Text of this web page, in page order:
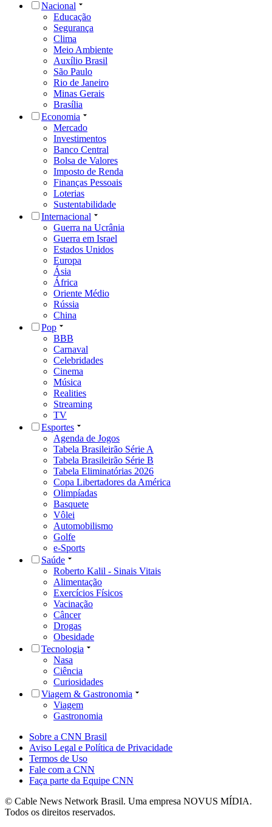
Nacional
Educação
Segurança
Clima
Meio Ambiente
Auxílio Brasil
São Paulo
Rio de Janeiro
Minas Gerais
Brasília
Economia
Mercado
Investimentos
Banco Central
Bolsa de Valores
Imposto de Renda
Finanças Pessoais
Loterias
Sustentabilidade
Internacional
Guerra na Ucrânia
Guerra em Israel
Estados Unidos
Europa
Ásia
África
Oriente Médio
Rússia
China
Pop
BBB
Carnaval
Celebridades
Cinema
Música
Realities
Streaming
TV
Esportes
Agenda de Jogos
Tabela Brasileirão Série A
Tabela Brasileirão Série B
Tabela Eliminatórias 2026
Copa Libertadores da América
Olimpíadas
Basquete
Vôlei
Automobilismo
Golfe
e-Sports
Saúde
Roberto Kalil - Sinais Vitais
Alimentação
Exercícios Físicos
Vacinação
Câncer
Drogas
Obesidade
Tecnologia
Nasa
Ciência
Curiosidades
Viagem & Gastronomia
Viagem
Gastronomia
Sobre a CNN Brasil
Aviso Legal e Política de Privacidade
Termos de Uso
Fale com a CNN
Faça parte da Equipe CNN
© Cable News Network Brasil. Uma empresa NOVUS MÍDIA.
Todos os direitos reservados.